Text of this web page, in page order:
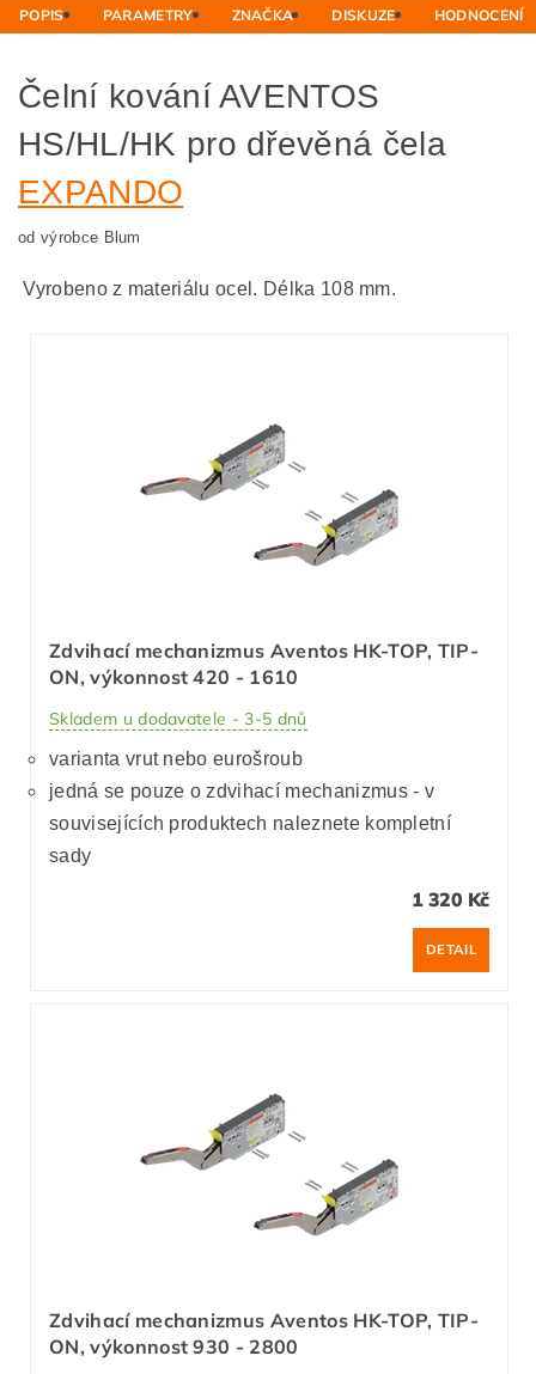
POPIS PARAMETRY ZNAČKA DISKUZE HODNOCENÍ
Čelní kování AVENTOS
HS/HL/HK pro dřevěná čela
EXPANDO
od výrobce Blum
Vyrobeno z materiálu ocel. Délka 108 mm.
Zdvihací mechanizmus Aventos HK-TOP, TIP-
ON, výkonnost 420 - 1610
Skladem u dodavatele - 3-5 dnů
varianta vrut nebo eurošroub
jedná se pouze o zdvihací mechanizmus - v
souvisejících produktech naleznete kompletní
sady
1 320 Kč
DETAIL
Zdvihací mechanizmus Aventos HK-TOP, TIP-
ON, výkonnost 930 - 2800